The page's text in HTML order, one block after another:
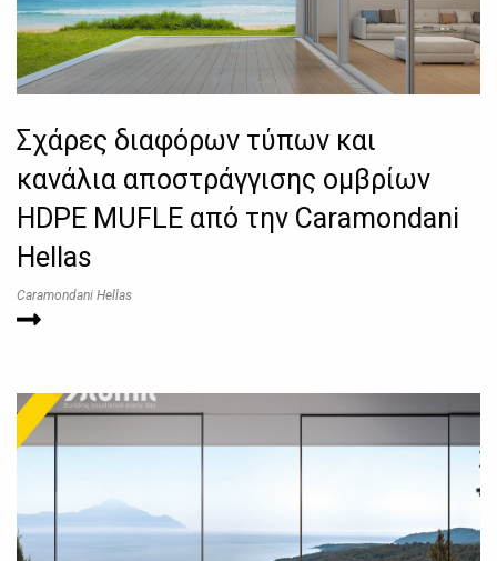
Σχάρες διαφόρων τύπων και
κανάλια αποστράγγισης ομβρίων
HDPE MUFLE από την Caramondani
Hellas
Caramondani Hellas